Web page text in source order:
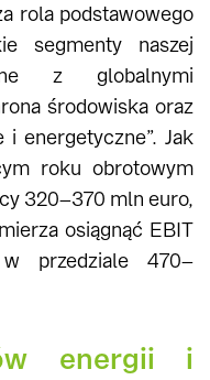
rola podstawowego
segmenty naszej
z globalnymi
środowiska oraz
energetyczne”. Jak
roku obrotowym
320–370 mln euro,
osiągnąć EBIT
przedziale 470–
energii i